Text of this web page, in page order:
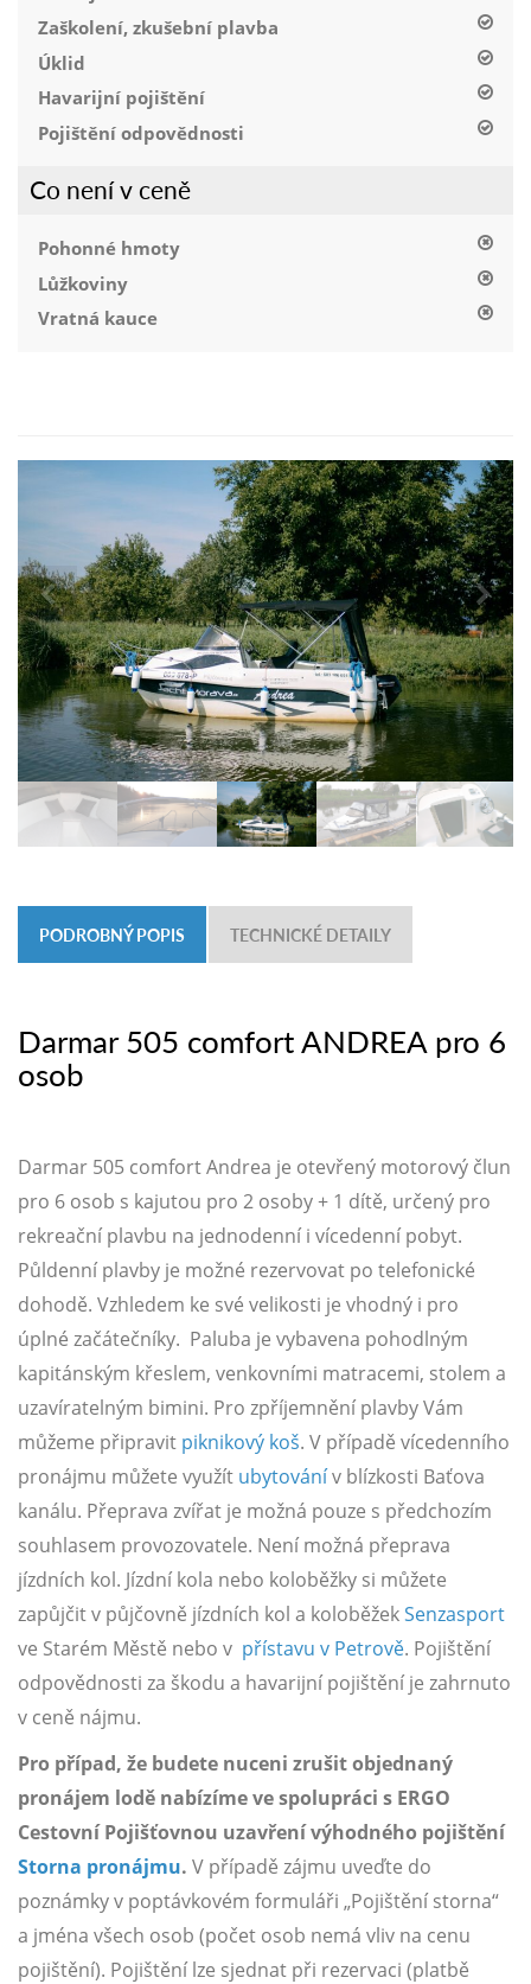
Zaškolení, zkušební plavba
Úklid
Havarijní pojištění
Pojištění odpovědnosti
Co není v ceně
Pohonné hmoty
Lůžkoviny
Vratná kauce
PODROBNÝ POPIS TECHNICKÉ DETAILY
Darmar 505 comfort ANDREA pro 6
osob
Darmar 505 comfort Andrea je otevřený motorový člun
pro 6 osob s kajutou pro 2 osoby + 1 dítě, určený pro
rekreační plavbu na jednodenní i vícedenní pobyt.
Půldenní plavby je možné rezervovat po telefonické
dohodě. Vzhledem ke své velikosti je vhodný i pro
úplné začátečníky. Paluba je vybavena pohodlným
kapitánským křeslem, venkovními matracemi, stolem a
uzavíratelným bimini. Pro zpříjemnění plavby Vám
můžeme připravit piknikový koš. V případě vícedenního
pronájmu můžete využít ubytovánív blízkosti Baťova
kanálu. Přeprava zvířat je možná pouze s předchozím
souhlasem provozovatele. Není možná přeprava
jízdních kol. Jízdní kola nebo koloběžky si můžete
zapůjčit v půjčovně jízdních kol a koloběžekSenzasport
ve Starém Městě nebo v přístavu v Petrově. Pojištění
odpovědnosti za škodu a havarijní pojištění je zahrnuto
v ceně nájmu.
Pro případ, že budete nuceni zrušit objednaný
pronájem lodě nabízíme ve spolupráci s ERGO
Cestovní Pojišťovnou uzavření výhodného pojištění
Storna pronájmu. V případě zájmu uveďte do
poznámky v poptávkovém formuláři „Pojištění storna“
a jména všech osob (počet osob nemá vliv na cenu
pojištění). Pojištění lze sjednat při rezervaci (platbě